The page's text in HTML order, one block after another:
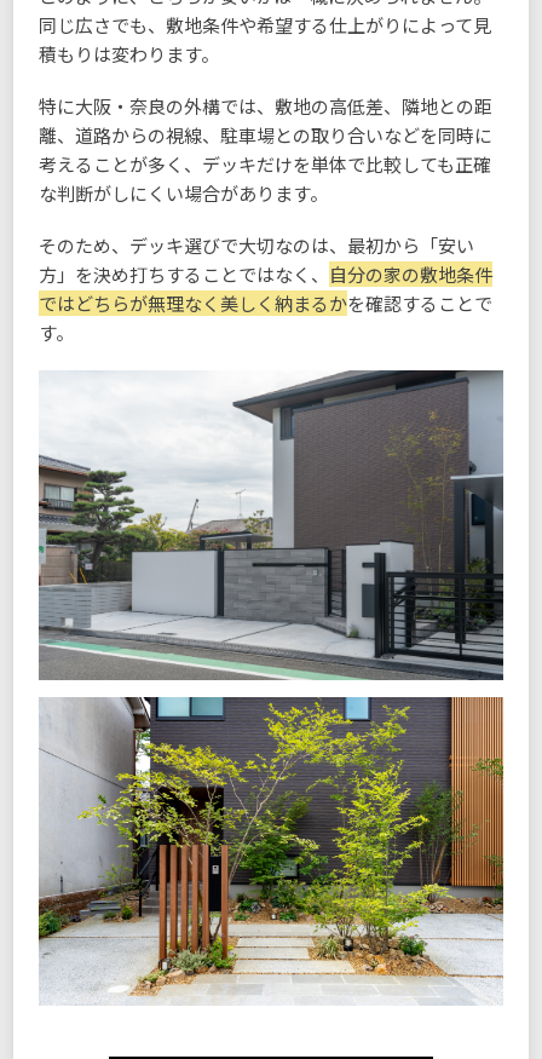
同じ広さでも、敷地条件や希望する仕上がりによって見
積もりは変わります。
特に大阪・奈良の外構では、敷地の高低差、隣地との距
離、道路からの視線、駐車場との取り合いなどを同時に
考えることが多く、デッキだけを単体で比較しても正確
な判断がしにくい場合があります。
そのため、デッキ選びで大切なのは、最初から「安い
方」を決め打ちすることではなく、 自分の家の敷地条件
ではどちらが無理なく美しく納まるかを確認することで
す。